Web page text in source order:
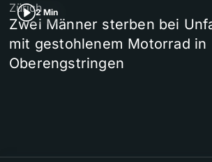
2 Min
Zürich
Zwei Männer sterben bei
mit gestohlenem Motorrad in
Oberengstringen